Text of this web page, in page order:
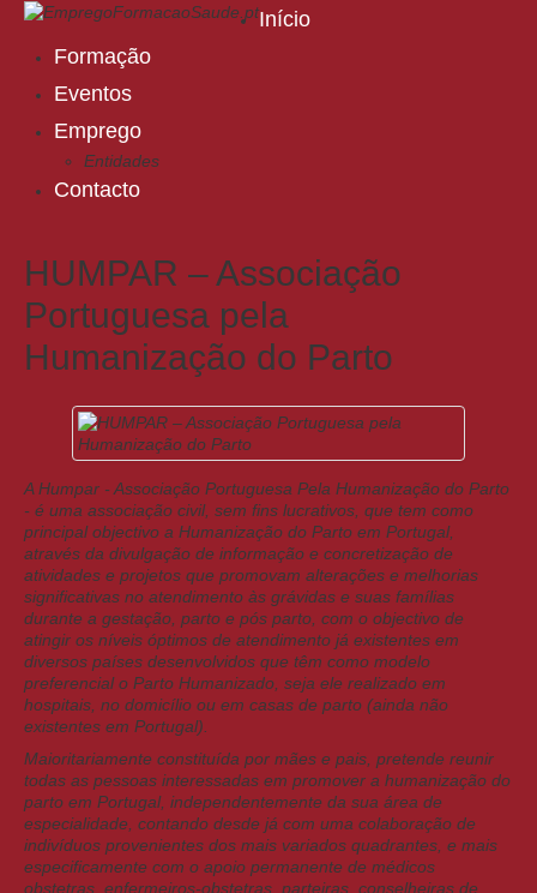
Início
Formação
Eventos
Emprego
Entidades
Contacto
HUMPAR – Associação
Portuguesa pela
Humanização do Parto
A Humpar - Associação Portuguesa Pela Humanização do Parto
- é uma associação civil, sem fins lucrativos, que tem como
principal objectivo a Humanização do Parto em Portugal,
através da divulgação de informação e concretização de
atividades e projetos que promovam alterações e melhorias
significativas no atendimento às grávidas e suas famílias
durante a gestação, parto e pós parto, com o objectivo de
atingir os níveis óptimos de atendimento já existentes em
diversos países desenvolvidos que têm como modelo
preferencial o Parto Humanizado, seja ele realizado em
hospitais, no domicílio ou em casas de parto (ainda não
existentes em Portugal).
Maioritariamente constituída por mães e pais, pretende reunir
todas as pessoas interessadas em promover a humanização do
parto em Portugal, independentemente da sua área de
especialidade, contando desde já com uma colaboração de
indivíduos provenientes dos mais variados quadrantes, e mais
especificamente com o apoio permanente de médicos
obstetras, enfermeiros-obstetras, parteiras, conselheiras de